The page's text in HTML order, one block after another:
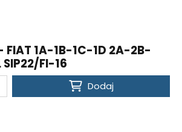
1A-1B-1C-1D 2A-2B-
SIP22/FI-16
Dodaj